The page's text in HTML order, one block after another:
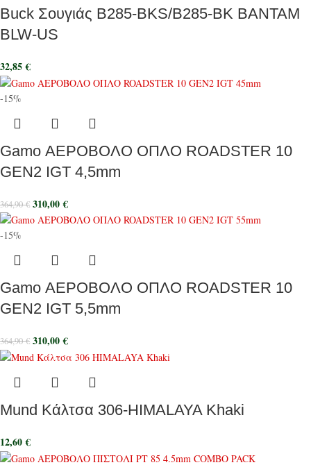
Buck Σουγιάς B285-BKS/B285-BK BANTAM
BLW-US
32,85€
-15%
Gamo ΑΕΡΟΒΟΛΟ ΟΠΛΟ ROADSTER 10
GEN2 IGT 4,5mm
364,90€ 310,00€
-15%
Gamo ΑΕΡΟΒΟΛΟ ΟΠΛΟ ROADSTER 10
GEN2 IGT 5,5mm
364,90€ 310,00€
Mund Κάλτσα 306-HIMALAYA Khaki
12,60€